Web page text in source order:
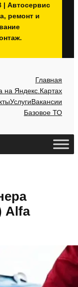
| Автосервис
ремонт и
Главная
на Яндекс.Картах
УслугиВакансии
Базовое ТО
Alfa